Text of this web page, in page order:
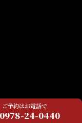
ご予約はお電話で
0978-24-0440